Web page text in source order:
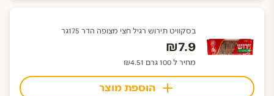
בסקוויט תירוש רגיל חצי מצופה הדר 175גר
₪7.9
מחיר ל 100 גרם ₪4.51
הוספת מוצר